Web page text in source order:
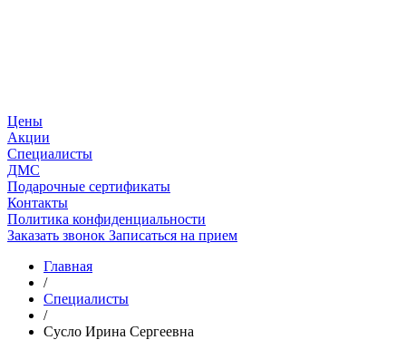
Цены
Акции
Специалисты
ДМС
Подарочные сертификаты
Контакты
Политика конфиденциальности
Заказать звонок Записаться на прием
Главная
/
Специалисты
/
Сусло Ирина Сергеевна